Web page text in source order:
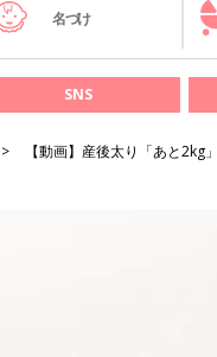
名づけ
SNS
【動画】産後太り「あと2kg